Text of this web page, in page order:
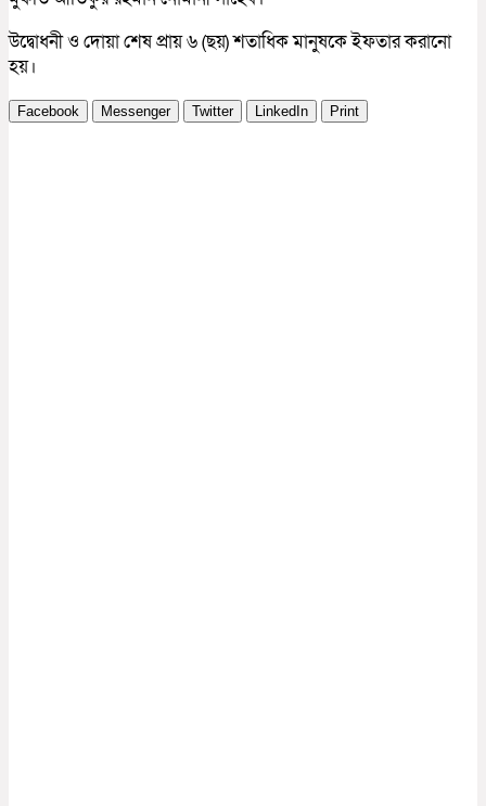
উদ্বোধনী ও দোয়া শেষ প্রায় ৬ (ছয়) শতাধিক মানুষকে ইফতার করানো
হয়।
Facebook Messenger Twitter LinkedIn Print